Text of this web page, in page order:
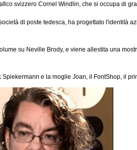
svizzero Cornel Windlin, che si occupa di
di poste tedesca, ha progettato l'identità
su Neville Brody, e viene allestita una
e la moglie Joan, il FontShop, il